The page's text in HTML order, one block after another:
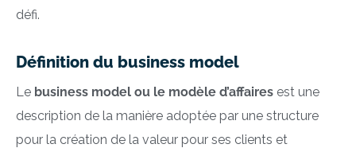
défi.
Définition du business model
Le business model ou le modèle d’affaires est une
description de la manière adoptée par une structure
pour la création de la valeur pour ses clients et